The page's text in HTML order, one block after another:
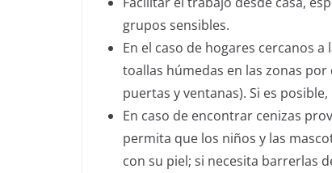
grupos sensibles.
En el caso de hogares cercanos
toallas húmedas en las zonas
puertas y ventanas). Si es
En caso de encontrar cenizas
permita que los niños y las
con su piel; si necesita barrerlas